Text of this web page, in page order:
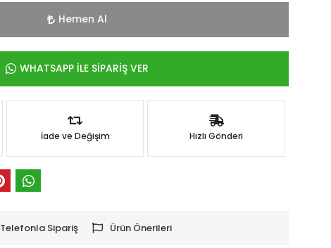
Hemen Al
WHATSAPP İLE SİPARİŞ VER
İade ve Değişim Hızlı Gönderi
Telefonla Sipariş Ürün Önerileri